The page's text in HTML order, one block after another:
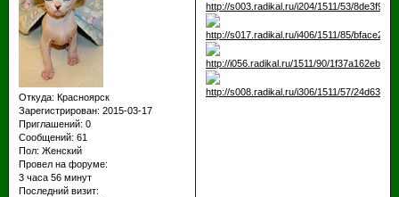
Откуда: Красноярск
Зарегистрирован: 2015-03-17
Приглашений: 0
Сообщений: 61
Пол: Женский
Провел на форуме:
3 часа 56 минут
Последний визит: